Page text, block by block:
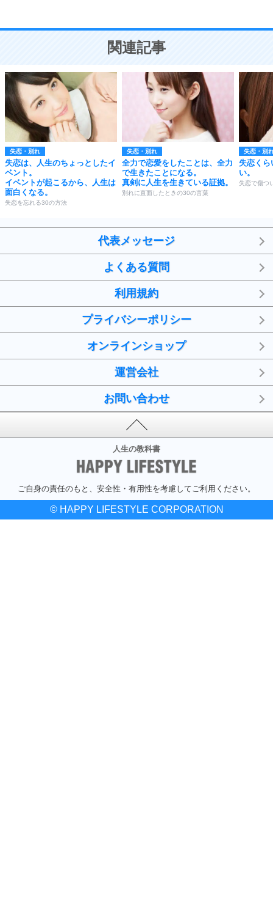
ことが大切。
関連記事
失恋・別れ
失恋は、人生のちょっとしたイ
ベント。
イベントが起こるから、人生は
面白くなる。
失恋を忘れる30の方法
失恋・別れ
全力で恋愛をしたことは、全力
で生きたことになる。
真剣に人生を生きている証拠。
別れに直面したときの30の言葉
失恋・別
失恋くら
い。
失恋で傷つ
代表メッセージ
よくある質問
利用規約
プライバシーポリシー
オンラインショップ
運営会社
お問い合わせ
人生の教科書
ご自身の責任のもと、安全性・有用性を考慮してご利用ください。
© HAPPY LIFESTYLE CORPORATION